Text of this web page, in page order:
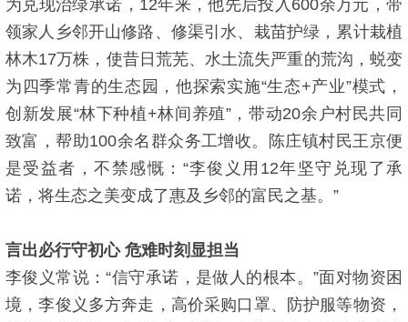
为兑现治绿承诺，12年来，他先后投入600余万元，带
领家人乡邻开山修路、修渠引水、栽苗护绿，累计栽植
林木17万株，使昔日荒芜、水土流失严重的荒沟，蜕变
为四季常青的生态园，他探索实施“生态+产业”模式，
创新发展“林下种植+林间养殖”，带动20余户村民共同
致富，帮助100余名群众务工增收。陈庄镇村民王京便
是受益者，不禁感慨：“李俊义用12年坚守兑现了承
诺，将生态之美变成了惠及乡邻的富民之基。”
言出必行守初心 危难时刻显担当
李俊义常说：“信守承诺，是做人的根本。”面对物资困
境，李俊义多方奔走，高价采购口罩、防护服等物资，